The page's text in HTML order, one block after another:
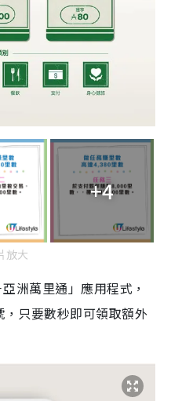
+4
放大
洲萬里通」應用程式，
只要數秒即可領取額外